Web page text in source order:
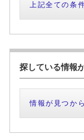
上記全ての条
探している情報
情報が見つか